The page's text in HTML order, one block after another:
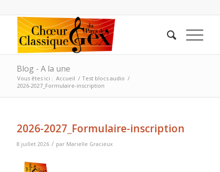
Blog - A la une
Vous êtes ici : Accueil / Test blocs audio /
2026-2027_Formulaire-inscription
2026-2027_Formulaire-inscription
8 juillet 2026 / par Marielle Gracieux